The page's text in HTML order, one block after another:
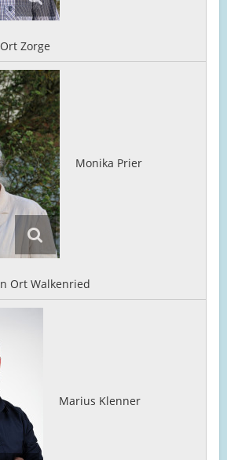
Zorge
Monika Prier
Ort Walkenried
Marius Klenner